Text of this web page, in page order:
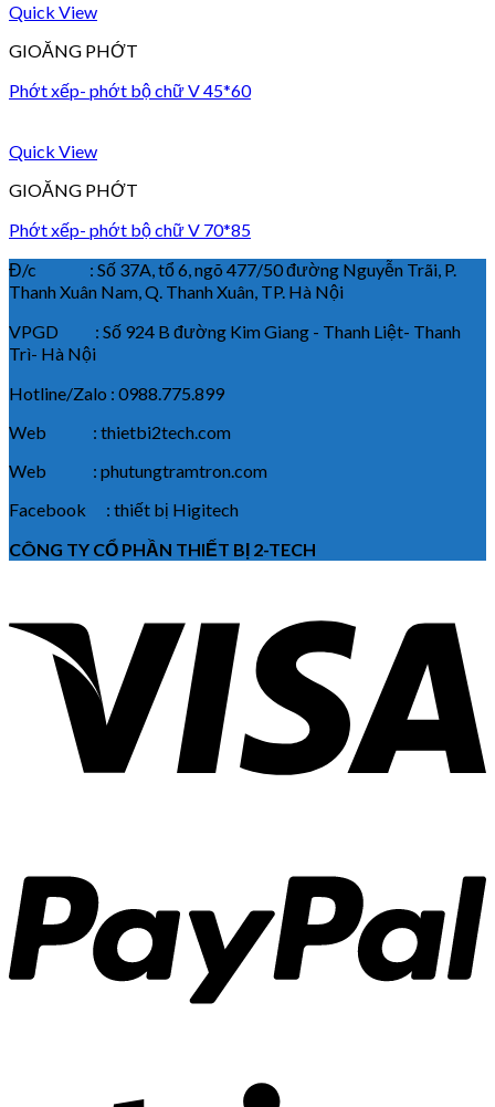
Quick View
GIOĂNG PHỚT
Phớt xếp- phớt bộ chữ V 45*60
Quick View
GIOĂNG PHỚT
Phớt xếp- phớt bộ chữ V 70*85
Đ/c : Số 37A, tổ 6, ngõ 477/50 đường Nguyễn Trãi, P.
Thanh Xuân Nam, Q. Thanh Xuân, TP. Hà Nội
VPGD : Số 924 B đường Kim Giang - Thanh Liệt- Thanh
Trì- Hà Nội
Hotline/Zalo : 0988.775.899
Web : thietbi2tech.com
Web : phutungtramtron.com
Facebook : thiết bị Higitech
CÔNG TY CỔ PHẦN THIẾT BỊ 2-TECH